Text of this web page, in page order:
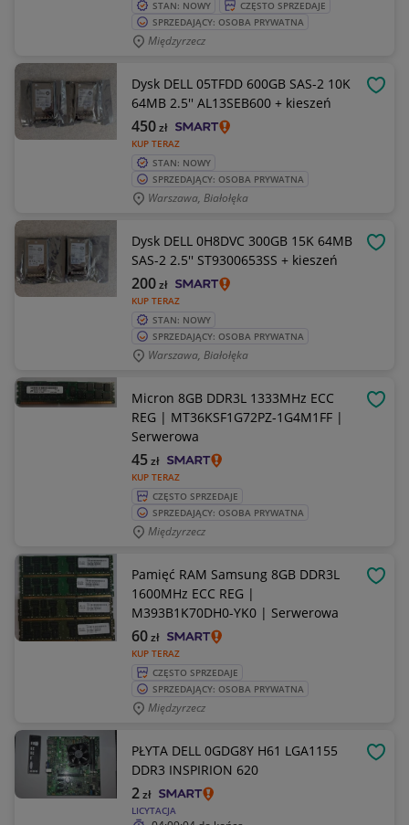
STAN: NOWY
CZĘSTO SPRZEDAJE
SPRZEDAJĄCY: OSOBA PRYWATNA
Międzyrzecz
Dysk DELL 05TFDD 600GB SAS-2 10K
64MB 2.5'' AL13SEB600 + kieszeń
KUP TERAZ
450zł
STAN: NOWY
SPRZEDAJĄCY: OSOBA PRYWATNA
Warszawa, Białołęka
Dysk DELL 0H8DVC 300GB 15K 64MB
SAS-2 2.5'' ST9300653SS + kieszeń
KUP TERAZ
200zł
STAN: NOWY
SPRZEDAJĄCY: OSOBA PRYWATNA
Warszawa, Białołęka
Micron 8GB DDR3L 1333MHz ECC
REG | MT36KSF1G72PZ-1G4M1FF |
Serwerowa
KUP TERAZ
45zł
CZĘSTO SPRZEDAJE
SPRZEDAJĄCY: OSOBA PRYWATNA
Międzyrzecz
Pamięć RAM Samsung 8GB DDR3L
1600MHz ECC REG |
M393B1K70DH0-YK0 | Serwerowa
KUP TERAZ
60zł
CZĘSTO SPRZEDAJE
SPRZEDAJĄCY: OSOBA PRYWATNA
Międzyrzecz
PŁYTA DELL 0GDG8Y H61 LGA1155
DDR3 INSPIRION 620
LICYTACJA
2zł